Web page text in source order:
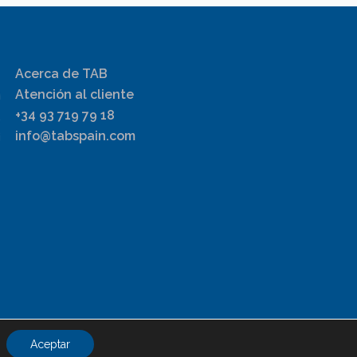
Acerca de TAB
Atención al cliente
+34 93 719 79 18
info@tabspain.com
Aceptar